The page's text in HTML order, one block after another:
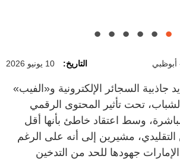
التاريخ: 10 يونيو 2026
جاذبية السجائر الإلكترونية و«الفيب»
تحت تأثير المحتوى الرقمي
وسط اعتقاد خاطئ بأنها أقل
مشيرين إلى أنه على الرغم
جهودها للحد من التدخين